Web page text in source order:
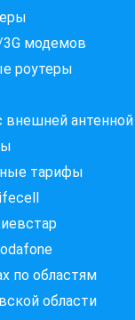
3G модемов
роутеры
антенной
тарифы
по областям
области
працюють
вашою адресою?
доступність інтернету за 30
375+ провайдерів в базі
адресу
та номер будинку